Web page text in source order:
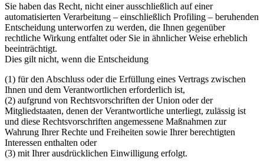
Sie haben das Recht, nicht einer ausschließlich auf einer
automatisierten Verarbeitung – einschließlich Profiling – beruhenden
Entscheidung unterworfen zu werden, die Ihnen gegenüber
rechtliche Wirkung entfaltet oder Sie in ähnlicher Weise erheblich
beeinträchtigt.
Dies gilt nicht, wenn die Entscheidung
(1) für den Abschluss oder die Erfüllung eines Vertrags zwischen
Ihnen und dem Verantwortlichen erforderlich ist,
(2) aufgrund von Rechtsvorschriften der Union oder der
Mitgliedstaaten, denen der Verantwortliche unterliegt, zulässig ist
und diese Rechtsvorschriften angemessene Maßnahmen zur
Wahrung Ihrer Rechte und Freiheiten sowie Ihrer berechtigten
Interessen enthalten oder
(3) mit Ihrer ausdrücklichen Einwilligung erfolgt.